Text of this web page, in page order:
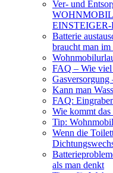
Ver- und
Batterie
braucht man
FAQ – Wie viel
Gasversorgung
Kann man
FAQ:
Wie kommt
Tip:
Wenn die
als man denkt